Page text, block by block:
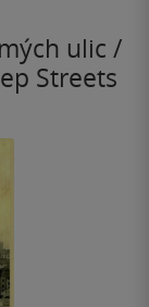
ulic /
Streets